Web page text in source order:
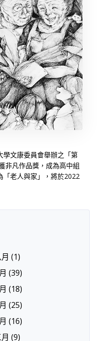
學文康委員會舉辦之「第
非凡作品獎，成為高中組
「老人與家」，將於2022
(1)
(39)
(18)
(25)
(16)
(9)